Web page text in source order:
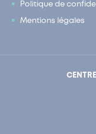
Politique de
Mentions légales